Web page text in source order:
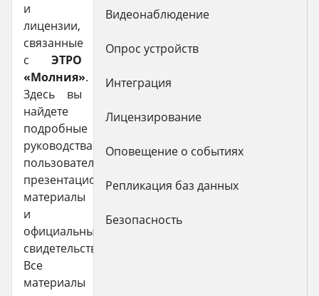
и
лицензии,
связанные
с ЭТРО
«Молния».
Здесь вы
найдете
подробные
руководства
пользователя,
презентационные
материалы
и
официальные
свидетельства.
Все
материалы
Видеонаблюдение
Опрос устройств
Интеграция
Лицензирование
Оповещение о событиях
Репликация баз данных
Безопасность